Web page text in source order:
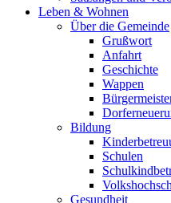
Leben & Wohnen
Über die Gemeinde
Grußwort
Anfahrt
Geschichte
Wappen
Bildung
Schulen
Gesundheit